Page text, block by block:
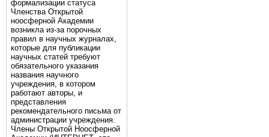
формализации статуса
Членства Открытой
ноосферной Академии
возникла из-за порочных
правил в научных журналах,
которые для публикации
научных статей требуют
обязательного указания
названия научного
учреждения, в котором
работают авторы, и
представления
рекомендательного письма от
администрации учреждения.
Члены Открытой Ноосферной